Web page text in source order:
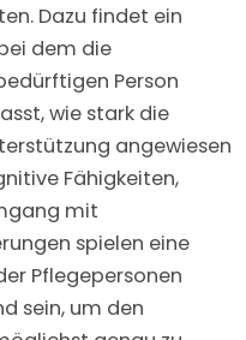
Dazu findet ein
dem die
Person
wie stark die
angewiesen
Fähigkeiten,
mit
spielen eine
Pflegepersonen
sein, um den